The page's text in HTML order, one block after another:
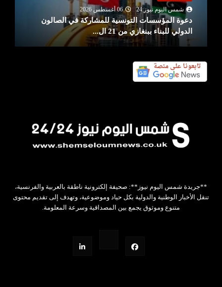
شمس اليوم نيوز 24
06 أغسطس 2026
دعوة المؤسسات التونسية للمشاركة في الصالون
الدولي للبناء ببنغازي من 21 ال...
**جريدة شمس اليوم نيوز**: صحيفة إلكترونية ناطقة بالعربية والفرنسية،
تنقل الأخبار الوطنية والدولية بكل حياد وموضوعية، وتهدف إلى تقديم محتوى
متنوع وموثوق يجمع بين المصداقية وسرعة المعلومة.